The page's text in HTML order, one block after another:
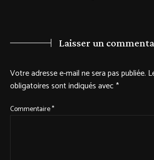
Laisser un
Votre adresse e-mail ne sera pas publiée.
obligatoires sont indiqués avec*
Commentaire*